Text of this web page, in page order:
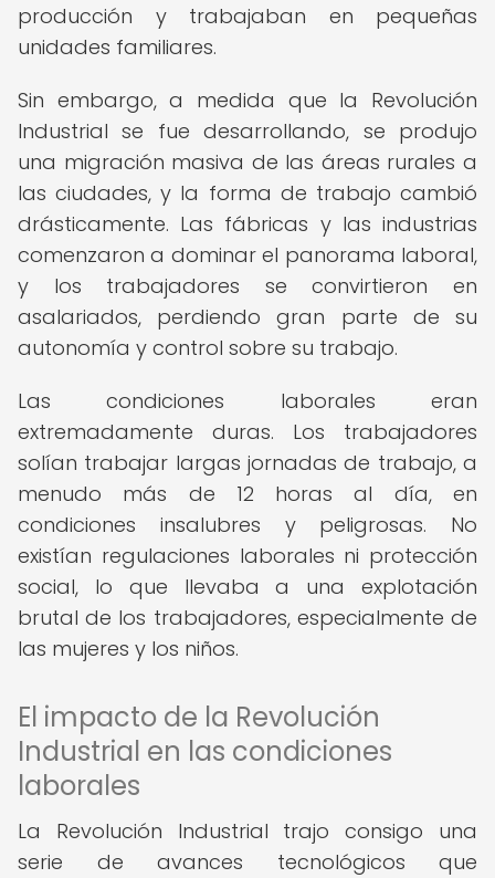
producción y trabajaban en pequeñas
unidades familiares.
Sin embargo, a medida que la Revolución
Industrial se fue desarrollando, se produjo
una migración masiva de las áreas rurales a
las ciudades, y la forma de trabajo cambió
drásticamente. Las fábricas y las industrias
comenzaron a dominar el panorama laboral,
y los trabajadores se convirtieron en
asalariados, perdiendo gran parte de su
autonomía y control sobre su trabajo.
Las condiciones laborales eran
extremadamente duras. Los trabajadores
solían trabajar largas jornadas de trabajo, a
menudo más de 12 horas al día, en
condiciones insalubres y peligrosas. No
existían regulaciones laborales ni protección
social, lo que llevaba a una explotación
brutal de los trabajadores, especialmente de
las mujeres y los niños.
El impacto de la Revolución
Industrial en las condiciones
laborales
La Revolución Industrial trajo consigo una
serie de avances tecnológicos que